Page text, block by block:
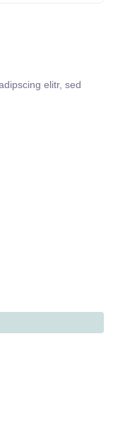
elitr, sed